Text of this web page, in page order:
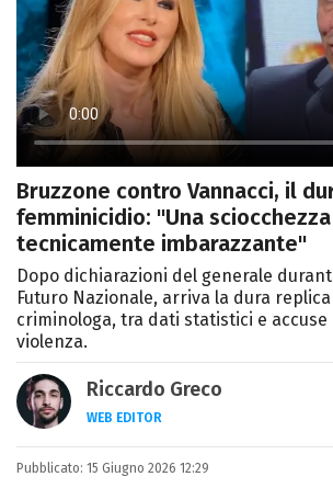
Bruzzone contro Vannacci, il
femminicidio: "Una sciocchezza
tecnicamente imbarazzante"
Dopo dichiarazioni del generale
Futuro Nazionale, arriva la dura
criminologa, tra dati statistici e
violenza.
Riccardo Greco
WEB EDITOR
LINKEDIN
Si avvicina all'editoria
Pubblicato: 15 Giugno 2026 12:29